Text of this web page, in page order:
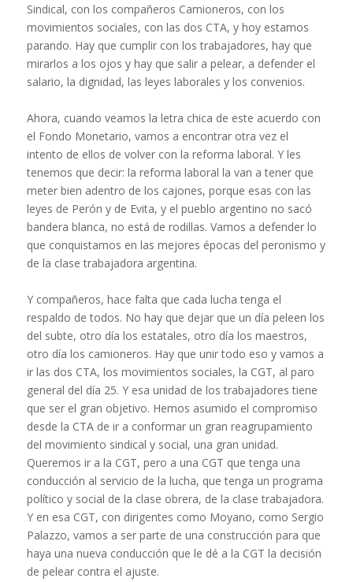
Sindical, con los compañeros Camioneros, con los
movimientos sociales, con las dos CTA, y hoy estamos
parando. Hay que cumplir con los trabajadores, hay que
mirarlos a los ojos y hay que salir a pelear, a defender el
salario, la dignidad, las leyes laborales y los convenios.
Ahora, cuando veamos la letra chica de este acuerdo con
el Fondo Monetario, vamos a encontrar otra vez el
intento de ellos de volver con la reforma laboral. Y les
tenemos que decir: la reforma laboral la van a tener que
meter bien adentro de los cajones, porque esas con las
leyes de Perón y de Evita, y el pueblo argentino no sacó
bandera blanca, no está de rodillas. Vamos a defender lo
que conquistamos en las mejores épocas del peronismo y
de la clase trabajadora argentina.
Y compañeros, hace falta que cada lucha tenga el
respaldo de todos. No hay que dejar que un día peleen los
del subte, otro día los estatales, otro día los maestros,
otro día los camioneros. Hay que unir todo eso y vamos a
ir las dos CTA, los movimientos sociales, la CGT, al paro
general del día 25. Y esa unidad de los trabajadores tiene
que ser el gran objetivo. Hemos asumido el compromiso
desde la CTA de ir a conformar un gran reagrupamiento
del movimiento sindical y social, una gran unidad.
Queremos ir a la CGT, pero a una CGT que tenga una
conducción al servicio de la lucha, que tenga un programa
político y social de la clase obrera, de la clase trabajadora.
Y en esa CGT, con dirigentes como Moyano, como Sergio
Palazzo, vamos a ser parte de una construcción para que
haya una nueva conducción que le dé a la CGT la decisión
de pelear contra el ajuste.